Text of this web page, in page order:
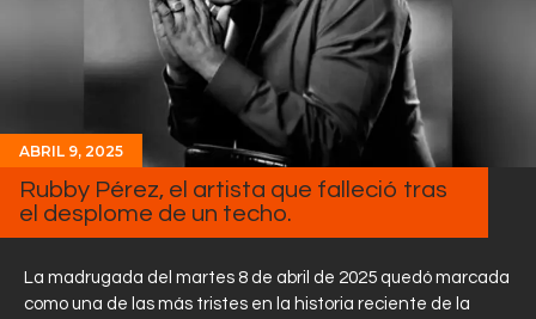
Descarga La APP
Programas
Noticias
Equipo
Sobre Nosotros
Contactos
ABRIL 9, 2025
Rubby Pérez, el artista que falleció tras
el desplome de un techo.
La madrugada del martes 8 de abril de 2025 quedó marcada
como una de las más tristes en la historia reciente de la